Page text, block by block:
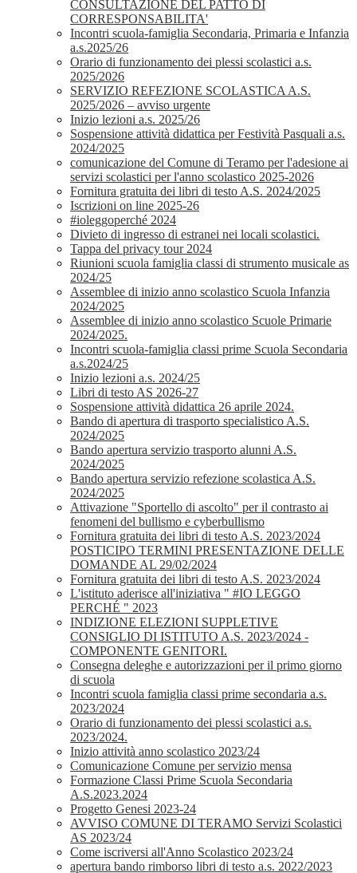
CONSULTAZIONE DEL PATTO DI
CORRESPONSABILITA'
Incontri scuola-famiglia Secondaria, Primaria e Infanzia
a.s.2025/26
Orario di funzionamento dei plessi scolastici a.s.
2025/2026
SERVIZIO REFEZIONE SCOLASTICA A.S.
2025/2026 – avviso urgente
Inizio lezioni a.s. 2025/26
Sospensione attività didattica per Festività Pasquali a.s.
2024/2025
comunicazione del Comune di Teramo per l'adesione ai
servizi scolastici per l'anno scolastico 2025-2026
Fornitura gratuita dei libri di testo A.S. 2024/2025
Iscrizioni on line 2025-26
#ioleggoperché 2024
Divieto di ingresso di estranei nei locali scolastici.
Tappa del privacy tour 2024
Riunioni scuola famiglia classi di strumento musicale as
2024/25
Assemblee di inizio anno scolastico Scuola Infanzia
2024/2025
Assemblee di inizio anno scolastico Scuole Primarie
2024/2025.
Incontri scuola-famiglia classi prime Scuola Secondaria
a.s.2024/25
Inizio lezioni a.s. 2024/25
Libri di testo AS 2026-27
Sospensione attività didattica 26 aprile 2024.
Bando di apertura di trasporto specialistico A.S.
2024/2025
Bando apertura servizio trasporto alunni A.S.
2024/2025
Bando apertura servizio refezione scolastica A.S.
2024/2025
Attivazione "Sportello di ascolto" per il contrasto ai
fenomeni del bullismo e cyberbullismo
Fornitura gratuita dei libri di testo A.S. 2023/2024
POSTICIPO TERMINI PRESENTAZIONE DELLE
DOMANDE AL 29/02/2024
Fornitura gratuita dei libri di testo A.S. 2023/2024
L'istituto aderisce all'iniziativa " #IO LEGGO
PERCHÉ " 2023
INDIZIONE ELEZIONI SUPPLETIVE
CONSIGLIO DI ISTITUTO A.S. 2023/2024 -
COMPONENTE GENITORI.
Consegna deleghe e autorizzazioni per il primo giorno
di scuola
Incontri scuola famiglia classi prime secondaria a.s.
2023/2024
Orario di funzionamento dei plessi scolastici a.s.
2023/2024.
Inizio attività anno scolastico 2023/24
Comunicazione Comune per servizio mensa
Formazione Classi Prime Scuola Secondaria
A.S.2023.2024
Progetto Genesi 2023-24
AVVISO COMUNE DI TERAMO Servizi Scolastici
AS 2023/24
Come iscriversi all'Anno Scolastico 2023/24
apertura bando rimborso libri di testo a.s. 2022/2023